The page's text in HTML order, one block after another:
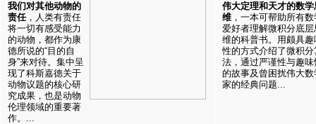
我们对其他动物的
责任，人类有责任
将一切有感受能力
的动物，都作为康
德所说的“目的自
身”来对待。集中呈
现了科斯嘉德关于
动物议题的核心研
究成果，也是动物
伦理领域的重要著
作。...
伟大定理和天才的数学
维 ，一本可帮助所有数
爱好者理解微积分底层
维的科普书。用颇具趣
性的方式介绍了微积分
法，通过严谨性与趣味
的故事及曾困扰伟大数
家的经典问题...